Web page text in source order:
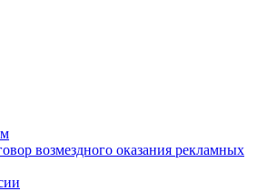
возмездного оказания рекламных